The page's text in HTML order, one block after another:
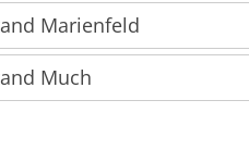
Marienfeld
Much